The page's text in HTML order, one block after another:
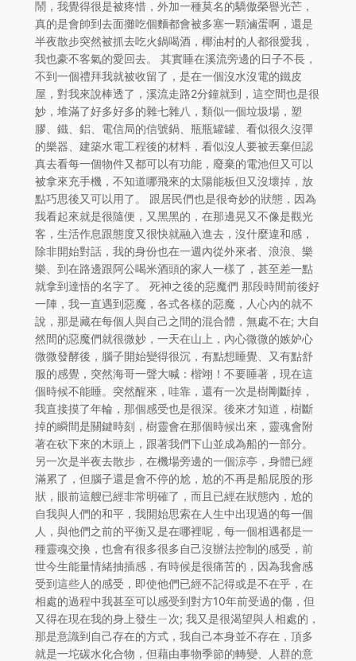
鬧，我覺得很是被疼惜，外加一種莫名的驕傲榮譽光芒，
真的是會帥到去面攤吃個麵都會被多塞一顆滷蛋啊，還是
半夜散步突然被抓去吃火鍋喝酒，椰油村的人都很愛我，
我也豪不客氣的愛回去。 其實睡在溪流旁邊的日子不長，
不到一個禮拜我就被收留了，是在一個沒水沒電的鐵皮
屋，對我來說棒透了，溪流走路2分鐘就到，這空間也是很
妙，堆滿了好多好多的雜七雜八，類似一個垃圾場，塑
膠、鐵、鋁、電信局的信號鍋、瓶瓶罐罐、看似很久沒彈
的樂器、建築水電工程後的材料，看似沒人要被丟棄但認
真去看每一個物件又都可以有功能，廢棄的電池但又可以
被拿來充手機，不知道哪飛來的太陽能板但又沒壞掉，放
點巧思後又可以用了。 跟居民們也是很奇妙的狀態，因為
我看起來就是很隨便，又黑黑的，在那邊晃又不像是觀光
客，生活作息跟態度又很快就融入進去，沒什麼違和感，
除非開始對話，我的身份也在一週內從外來者、浪浪、樂
樂、到在路邊跟阿公喝米酒頭的家人一樣了，甚至差一點
就拿到達悟的名字了。 死神之後的惡魔們 那段時間前後好
一陣，我一直遇到惡魔，各式各樣的惡魔，人心內的就不
說，那是藏在每個人與自己之間的混合體，無處不在; 大自
然間的惡魔們就很微妙，一天在山上，內心微微的嫉妒心
微微發酵後，腦子開始變得很沉，有點想睡覺、又有點舒
服的感覺，突然海哥一聲大喊：楷翊！不要睡著，現在這
個時候不能睡。突然醒來，哇靠，還有一次是樹剛斷掉，
我直接摸了年輪，那個感受也是很深。後來才知道，樹斷
掉的瞬間是關鍵時刻，樹靈會在那個時候出來，靈魂會附
著在砍下來的木頭上，跟著我們下山並成為船的一部分。
另一次是半夜去散步，在機場旁邊的一個涼亭，身體已經
滿累了，但腦子還是會不停的尬，尬的不再是船屁股的形
狀，眼前這艘已經非常明確了，而且已經在狀態內，尬的
自我與人們的和平，我開始思索在人生中出現過的每一個
人，與他們之前的平衡又是在哪裡呢，每一個相遇都是一
種靈魂交換，也會有很多很多自己沒辦法控制的感受，前
世今生能量情緒抽插感，有時候是很痛苦的，因為我會感
受到這些人的感受，即使他們已經不記得或是不在乎，在
相處的過程中我甚至可以感受到對方10年前受過的傷，但
又得在現在我的身上發生ㄧ次; 我又是很渴望與人相處的，
那是意識到自己存在的方式，我自己本身並不存在，頂多
就是一坨碳水化合物，但藉由事物季節的轉變、人群的意